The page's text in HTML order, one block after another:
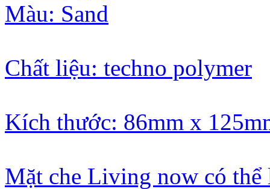
Màu: Sand
Chất liệu: techno polymer
Kích thước: 86mm x
Mặt che Living now có thể